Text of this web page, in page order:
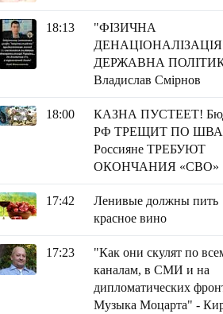
18:13
"ФІЗИЧНА
ДЕРЖАВНА
Владислав Смірнов
18:00
КАЗНА ПУСТЕЕТ!
РФ ТРЕЩИТ ПО
Россияне ТРЕБУЮТ
ОКОНЧАНИЯ «СВО»
17:42
Ленивые должны пить
красное вино
17:23
"Как они скулят по
каналам, в СМИ и на
дипломатических
Музыка Моцарта" -